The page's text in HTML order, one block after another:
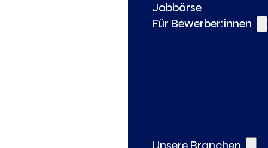
Jobbörse
Für Bewerber:innen